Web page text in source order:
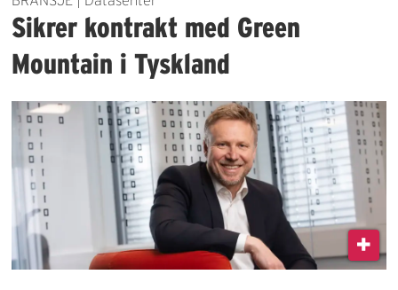
Sikrer kontrakt med Green
Mountain i Tyskland